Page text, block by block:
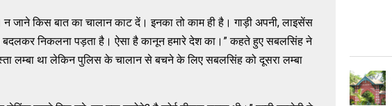
जाने किस बात का चालान काट दें। इनका तो काम ही है। गाड़ी अपनी, लाइसेंस
बदलकर निकलना पड़ता है। ऐसा है कानून हमारे देश का।” कहते हुए सबलसिंह ने
लम्बा था लेकिन पुलिस के चालान से बचने के लिए सबलसिंह को दूसरा लम्बा